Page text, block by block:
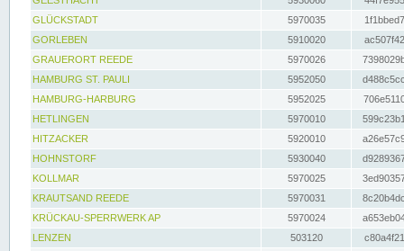
GLÜCKSTADT
5970035
GORLEBEN
5910020
GRAUERORT REEDE
5970026
HAMBURG ST. PAULI
5952050
HAMBURG-HARBURG
5952025
HETLINGEN
5970010
HITZACKER
5920010
HOHNSTORF
5930040
KOLLMAR
5970025
KRAUTSAND REEDE
5970031
KRÜCKAU-SPERRWERK AP
5970024
LENZEN
503120